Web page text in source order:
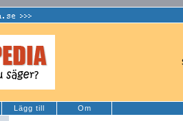
Lägg till Om